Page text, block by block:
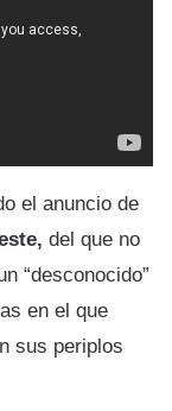
el anuncio de
del que no
“desconocido”
en el que
sus periplos